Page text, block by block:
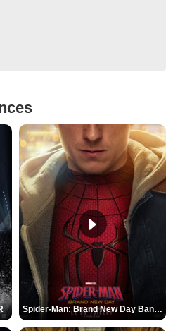
Spider-Man: Brand New Day Bande-annonce VO STFR